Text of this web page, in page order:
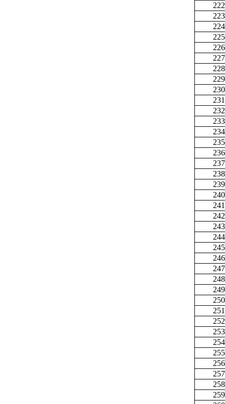
222
223
224
225
226
227
228
229
230
231
232
233
234
235
236
237
238
239
240
241
242
243
244
245
246
247
248
249
250
251
252
253
254
255
256
257
258
259